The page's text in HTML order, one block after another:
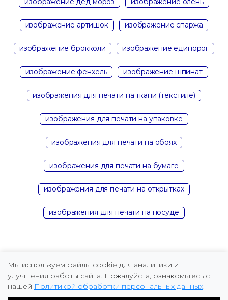
изображение артишок изображение спаржа
изображение брокколи изображение единорог
изображение фенхель изображение шпинат
изображения для печати на ткани (текстиле)
изображения для печати на упаковке
изображения для печати на обоях
изображения для печати на бумаге
изображения для печати на открытках
изображения для печати на посуде
Мы используем файлы cookie для аналитики и
улучшения работы сайта. Пожалуйста, ознакомьтесь с
нашей Политикой обработки персональных данных.